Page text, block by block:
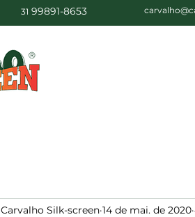
31 99891-8653
Carvalho Silk-screen 14 de mai. de 2020